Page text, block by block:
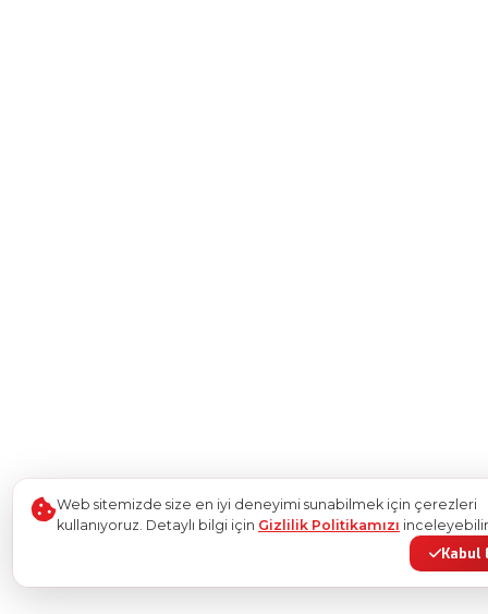
Web sitemizde size en iyi deneyimi sunabilmek için çerezleri
kullanıyoruz. Detaylı bilgi için Gizlilik Politikamızı
Kabul